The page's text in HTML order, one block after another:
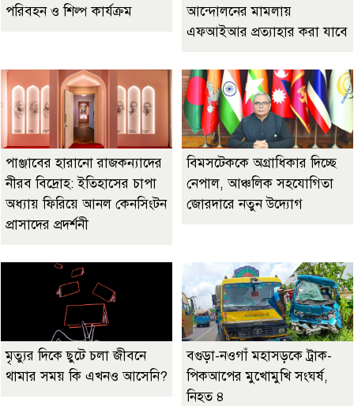
পরিবহন ও শিল্প কার্যক্রম
আন্দোলনের মামলায়
এফআইআর প্রত্যাহার করা যাবে
পাঞ্জাবের হারানো রাজকন্যাদের
নীরব বিদ্রোহ: ইতিহাসের চাপা
অধ্যায় ফিরিয়ে আনল কেনসিংটন
প্রাসাদের প্রদর্শনী
বিমসটেককে অগ্রাধিকার দিচ্ছে
নেপাল, আঞ্চলিক সহযোগিতা
জোরদারে নতুন উদ্যোগ
মৃত্যুর দিকে ছুটে চলা জীবনে
থামার সময় কি এখনও আসেনি?
বগুড়া-নওগাঁ মহাসড়কে ট্রাক-
পিকআপের মুখোমুখি সংঘর্ষ,
নিহত ৪